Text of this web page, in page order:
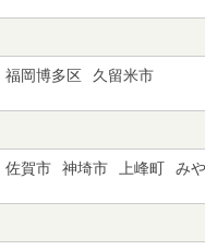
福岡博多区 久留米市
佐賀市 神埼市 上峰町 み